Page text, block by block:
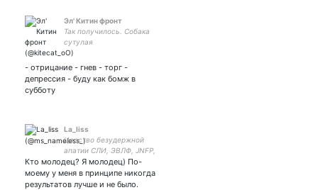
Эл' Китин фронт
Так получилось. Собака
сутулая
- отрицание - гнев - торг -
депрессия - буду как бомж в
субботу
La_liss
Царство безудержной
апатии СЛИ, ЭВЛФ, JNFP,
ПНБВ - но всё это не точно
Кто молодец? Я молодец) По-
моему у меня в принципе никогда
результатов лучше и не было.